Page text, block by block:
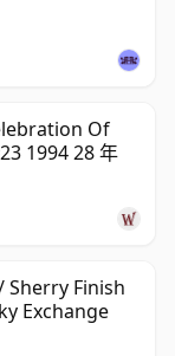
Of
1994 28 年
Sherry Finish
Exchange